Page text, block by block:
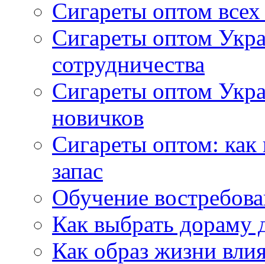
Сигареты оптом
Сигареты оптом
сотрудничества
Сигареты оптом
новичков
Сигареты оптом:
запас
Обучение
Как выбрать дораму
Как образ жизни